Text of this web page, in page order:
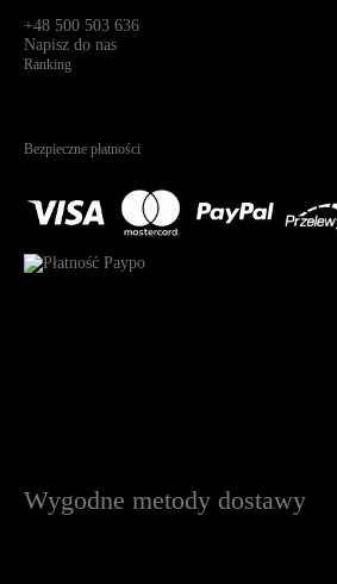
+48 500 503 636
Napisz do nas
Ranking
Bezpieczne płatności
Wygodne metody dostawy